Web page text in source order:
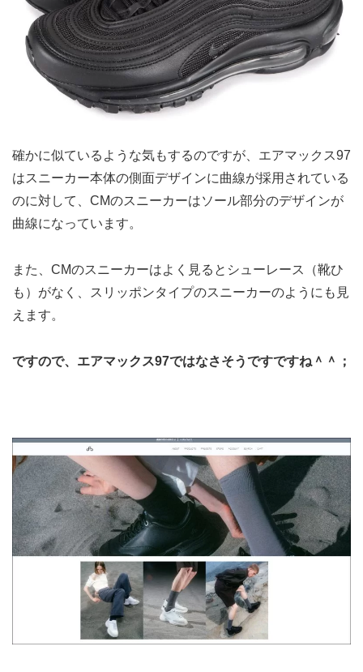
確かに似ているような気もするのですが、エアマックス97
はスニーカー本体の側面デザインに曲線が採用されている
のに対して、CMのスニーカーはソール部分のデザインが
曲線になっています。
また、CMのスニーカーはよく見るとシューレース（靴ひ
も）がなく、スリッポンタイプのスニーカーのようにも見
えます。
ですので、エアマックス97ではなさそうですですね＾＾；